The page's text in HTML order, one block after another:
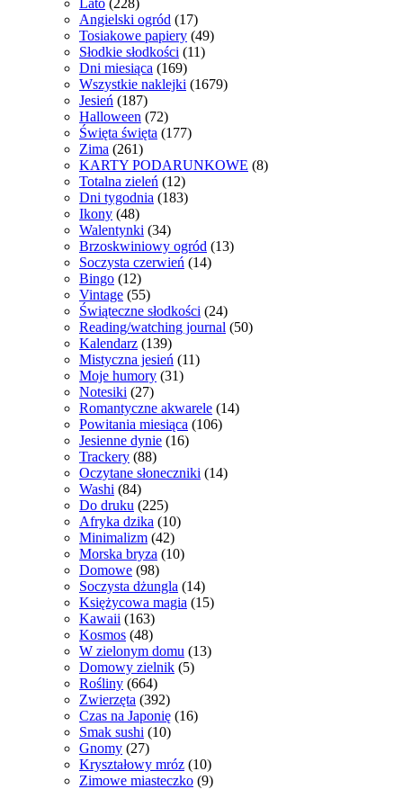
Lato (228)
Angielski ogród (17)
Tosiakowe papiery (49)
Słodkie słodkości (11)
Dni miesiąca (169)
Wszystkie naklejki (1679)
Jesień (187)
Halloween (72)
Święta święta (177)
Zima (261)
KARTY PODARUNKOWE (8)
Totalna zieleń (12)
Dni tygodnia (183)
Ikony (48)
Walentynki (34)
Brzoskwiniowy ogród (13)
Soczysta czerwień (14)
Bingo (12)
Vintage (55)
Świąteczne słodkości (24)
Reading/watching journal (50)
Kalendarz (139)
Mistyczna jesień (11)
Moje humory (31)
Notesiki (27)
Romantyczne akwarele (14)
Powitania miesiąca (106)
Jesienne dynie (16)
Trackery (88)
Oczytane słoneczniki (14)
Washi (84)
Do druku (225)
Afryka dzika (10)
Minimalizm (42)
Morska bryza (10)
Domowe (98)
Soczysta dżungla (14)
Księżycowa magia (15)
Kawaii (163)
Kosmos (48)
W zielonym domu (13)
Domowy zielnik (5)
Rośliny (664)
Zwierzęta (392)
Czas na Japonię (16)
Smak sushi (10)
Gnomy (27)
Kryształowy mróz (10)
Zimowe miasteczko (9)